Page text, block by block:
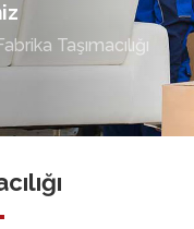
Taşımacılığı